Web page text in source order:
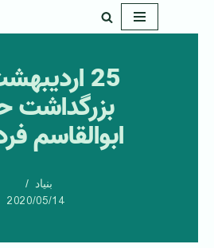
25
بزرگداشت
ابوالقاسم
بنیاد
2020/05/14